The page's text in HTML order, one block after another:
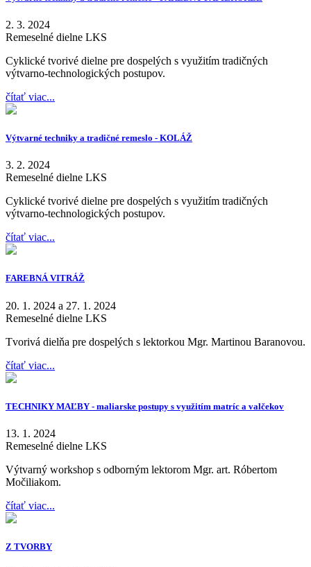
2. 3. 2024
Remeselné dielne LKS
Cyklické tvorivé dielne pre dospelých s využitím tradičných
výtvarno-technologických postupov.
čítať viac...
Výtvarné techniky a tradičné remeslo - KOLÁŽ
3. 2. 2024
Remeselné dielne LKS
Cyklické tvorivé dielne pre dospelých s využitím tradičných
výtvarno-technologických postupov.
čítať viac...
FAREBNÁ VITRÁŽ
20. 1. 2024 a 27. 1. 2024
Remeselné dielne LKS
Tvorivá dielňa pre dospelých s lektorkou Mgr. Martinou Baranovou.
čítať viac...
TECHNIKY MAĽBY - maliarske postupy s využitím matríc a valčekov
13. 1. 2024
Remeselné dielne LKS
Výtvarný workshop s odborným lektorom Mgr. art. Róbertom
Močiliakom.
čítať viac...
Z TVORBY